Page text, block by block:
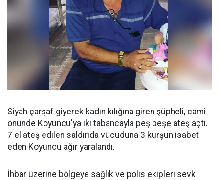
Siyah çarşaf giyerek kadın kılığına giren şüpheli, cami
önünde Koyuncu'ya iki tabancayla peş peşe ateş açtı.
7 el ateş edilen saldırıda vücuduna 3 kurşun isabet
eden Koyuncu ağır yaralandı.
İhbar üzerine bölgeye sağlık ve polis ekipleri sevk